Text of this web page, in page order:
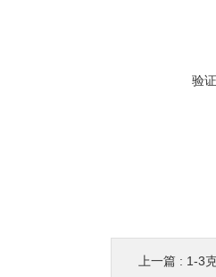
验
上一篇 : 1-3克